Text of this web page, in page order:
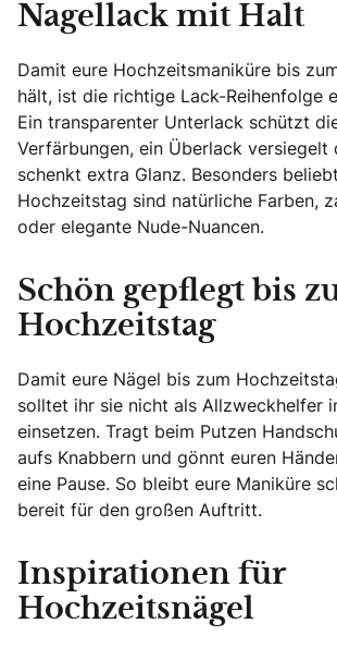
Nagellack mit Halt
Damit eure Hochzeitsmaniküre bis
hält, ist die richtige Lack-Reihenfolge
Ein transparenter Unterlack schützt
Verfärbungen, ein Überlack versiegelt
schenkt extra Glanz. Besonders
Hochzeitstag sind natürliche Farben,
oder elegante Nude-Nuancen.
Schön gepflegt bis
Hochzeitstag
Damit eure Nägel bis zum
solltet ihr sie nicht als Allzweckhelfer
einsetzen. Tragt beim Putzen
aufs Knabbern und gönnt euren
eine Pause. So bleibt eure Maniküre
bereit für den großen Auftritt.
Inspirationen für
Hochzeitsnägel